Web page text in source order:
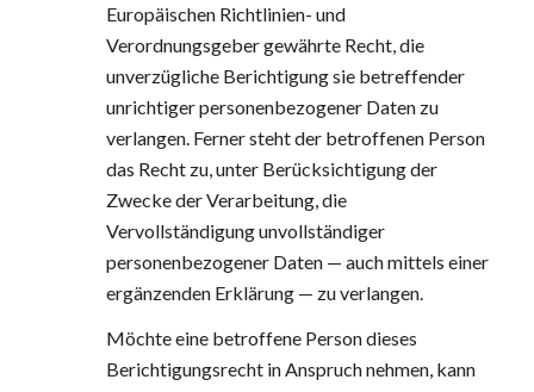
Europäischen Richtlinien- und
Verordnungsgeber gewährte Recht, die
unverzügliche Berichtigung sie betreffender
unrichtiger personenbezogener Daten zu
verlangen. Ferner steht der betroffenen Person
das Recht zu, unter Berücksichtigung der
Zwecke der Verarbeitung, die
Vervollständigung unvollständiger
personenbezogener Daten — auch mittels einer
ergänzenden Erklärung — zu verlangen.
Möchte eine betroffene Person dieses
Berichtigungsrecht in Anspruch nehmen, kann